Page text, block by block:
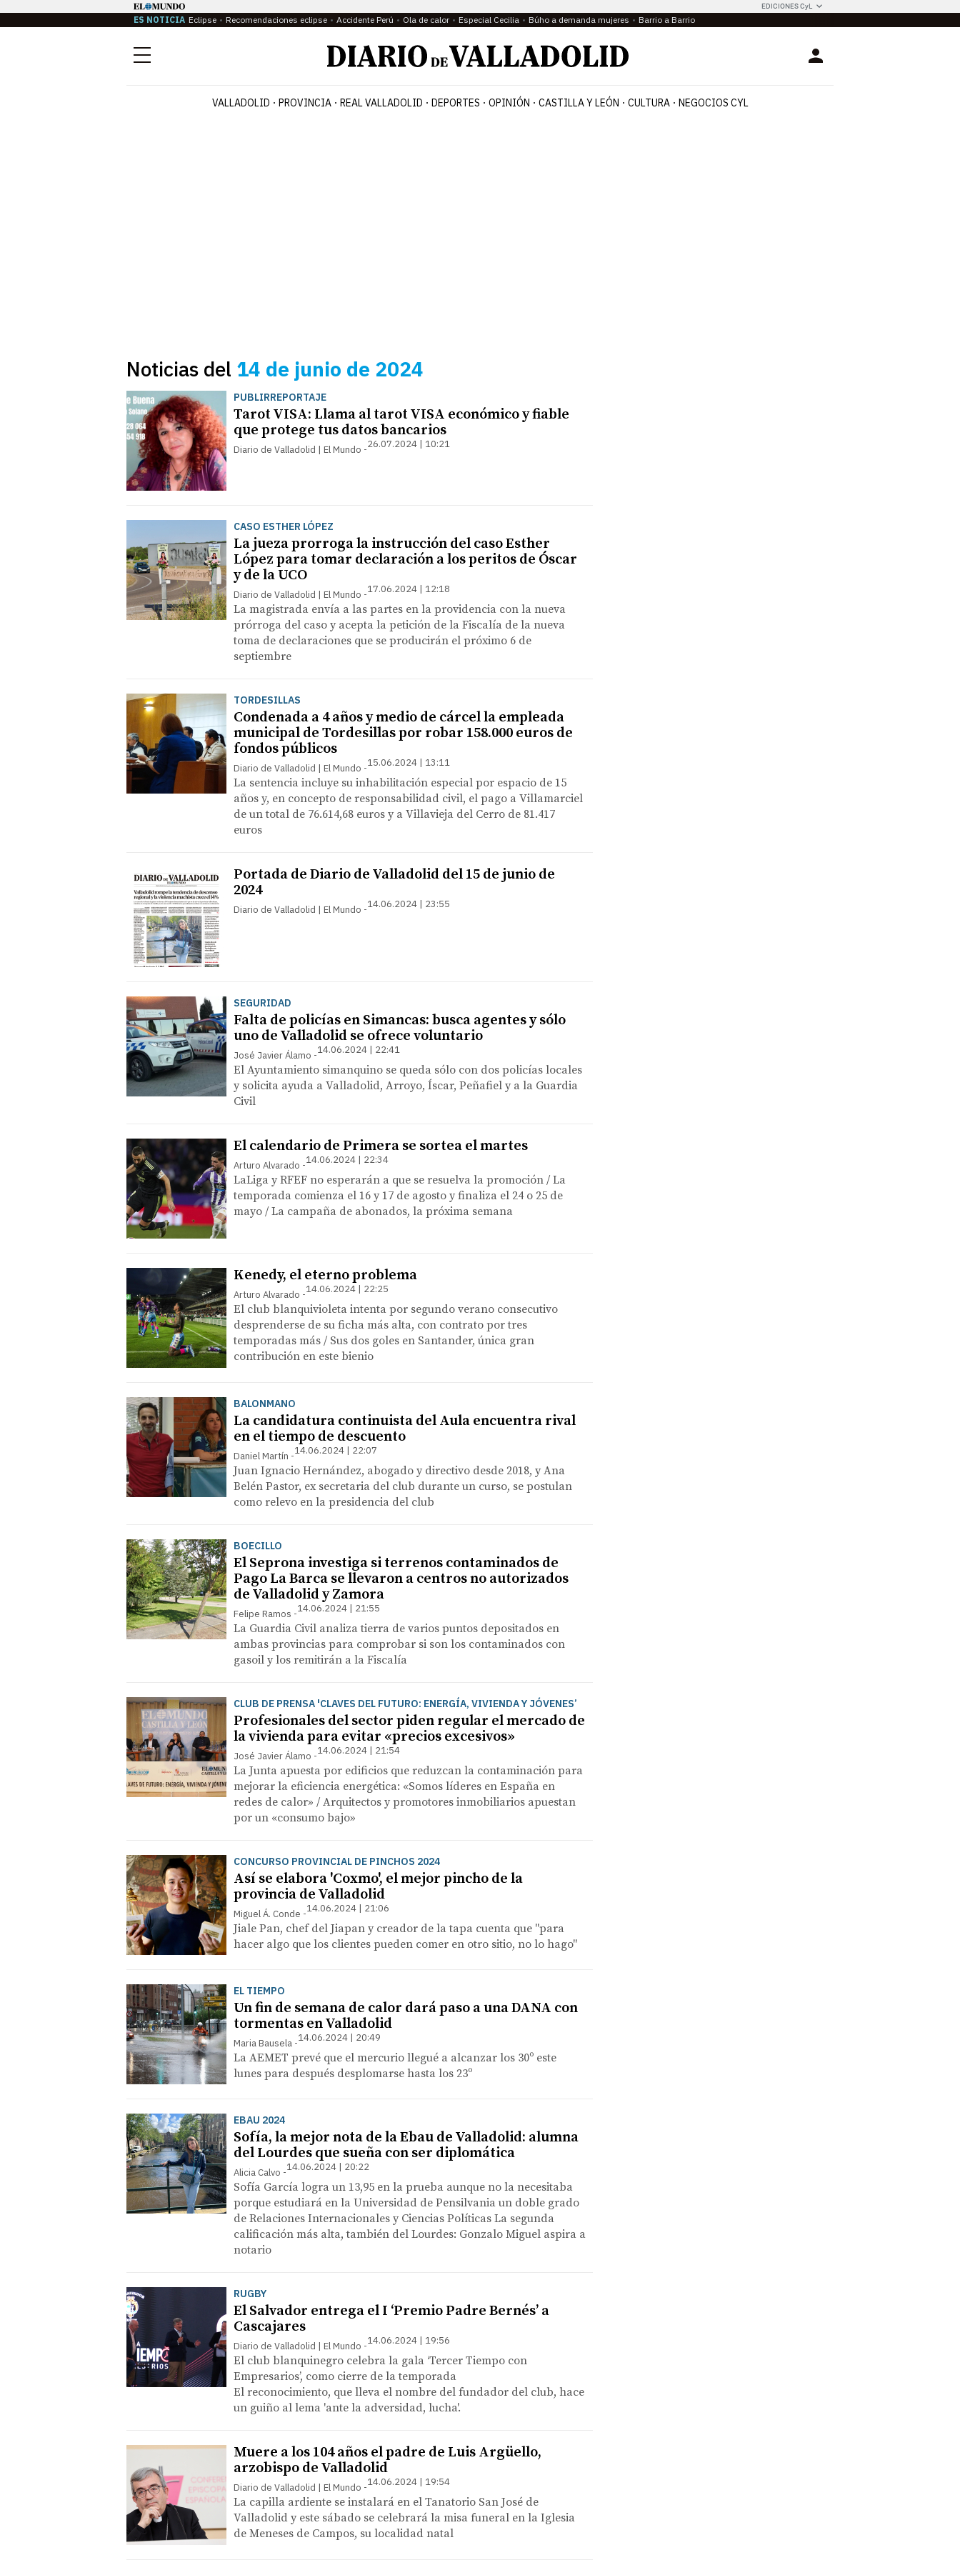
EDICIONES CyL
ES NOTICIA Eclipse Recomendaciones eclipse Accidente Perú Ola de calor Especial Cecilia Búho a demanda mujeres Barrio a Barrio
Menú Login
VALLADOLID PROVINCIA REAL VALLADOLID DEPORTES OPINIÓN CASTILLA Y LEÓN CULTURA NEGOCIOS CYL
Noticias del 14 de junio de 2024
PUBLIRREPORTAJE
Tarot VISA: Llama al tarot VISA económico y fiable
que protege tus datos bancarios
Diario de Valladolid | El Mundo 26.07.2024 | 10:21
CASO ESTHER LÓPEZ
La jueza prorroga la instrucción del caso Esther
López para tomar declaración a los peritos de Óscar
y de la UCO
Diario de Valladolid | El Mundo 17.06.2024 | 12:18
La magistrada envía a las partes en la providencia con la nueva
prórroga del caso y acepta la petición de la Fiscalía de la nueva
toma de declaraciones que se producirán el próximo 6 de
septiembre
TORDESILLAS
Condenada a 4 años y medio de cárcel la empleada
municipal de Tordesillas por robar 158.000 euros de
fondos públicos
Diario de Valladolid | El Mundo 15.06.2024 | 13:11
La sentencia incluye su inhabilitación especial por espacio de 15
años y, en concepto de responsabilidad civil, el pago a Villamarciel
de un total de 76.614,68 euros y a Villavieja del Cerro de 81.417
euros
Portada de Diario de Valladolid del 15 de junio de
2024
Diario de Valladolid | El Mundo 14.06.2024 | 23:55
SEGURIDAD
Falta de policías en Simancas: busca agentes y sólo
uno de Valladolid se ofrece voluntario
José Javier Álamo 14.06.2024 | 22:41
El Ayuntamiento simanquino se queda sólo con dos policías locales
y solicita ayuda a Valladolid, Arroyo, Íscar, Peñafiel y a la Guardia
Civil
El calendario de Primera se sortea el martes
Arturo Alvarado 14.06.2024 | 22:34
LaLiga y RFEF no esperarán a que se resuelva la promoción / La
temporada comienza el 16 y 17 de agosto y finaliza el 24 o 25 de
mayo / La campaña de abonados, la próxima semana
Kenedy, el eterno problema
Arturo Alvarado 14.06.2024 | 22:25
El club blanquivioleta intenta por segundo verano consecutivo
desprenderse de su ficha más alta, con contrato por tres
temporadas más / Sus dos goles en Santander, única gran
contribución en este bienio
BALONMANO
La candidatura continuista del Aula encuentra rival
en el tiempo de descuento
Daniel Martín 14.06.2024 | 22:07
Juan Ignacio Hernández, abogado y directivo desde 2018, y Ana
Belén Pastor, ex secretaria del club durante un curso, se postulan
como relevo en la presidencia del club
BOECILLO
El Seprona investiga si terrenos contaminados de
Pago La Barca se llevaron a centros no autorizados
de Valladolid y Zamora
Felipe Ramos 14.06.2024 | 21:55
La Guardia Civil analiza tierra de varios puntos depositados en
ambas provincias para comprobar si son los contaminados con
gasoil y los remitirán a la Fiscalía
CLUB DE PRENSA 'CLAVES DEL FUTURO: ENERGÍA, VIVIENDA Y JÓVENES’
Profesionales del sector piden regular el mercado de
la vivienda para evitar «precios excesivos»
José Javier Álamo 14.06.2024 | 21:54
La Junta apuesta por edificios que reduzcan la contaminación para
mejorar la eficiencia energética: «Somos líderes en España en
redes de calor» / Arquitectos y promotores inmobiliarios apuestan
por un «consumo bajo»
CONCURSO PROVINCIAL DE PINCHOS 2024
Así se elabora 'Coxmo', el mejor pincho de la
provincia de Valladolid
Miguel Á. Conde 14.06.2024 | 21:06
Jiale Pan, chef del Jiapan y creador de la tapa cuenta que "para
hacer algo que los clientes pueden comer en otro sitio, no lo hago"
EL TIEMPO
Un fin de semana de calor dará paso a una DANA con
tormentas en Valladolid
Maria Bausela 14.06.2024 | 20:49
La AEMET prevé que el mercurio llegué a alcanzar los 30º este
lunes para después desplomarse hasta los 23º
EBAU 2024
Sofía, la mejor nota de la Ebau de Valladolid: alumna
del Lourdes que sueña con ser diplomática
Alicia Calvo 14.06.2024 | 20:22
Sofía García logra un 13,95 en la prueba aunque no la necesitaba
porque estudiará en la Universidad de Pensilvania un doble grado
de Relaciones Internacionales y Ciencias Políticas La segunda
calificación más alta, también del Lourdes: Gonzalo Miguel aspira a
notario
RUGBY
El Salvador entrega el I ‘Premio Padre Bernés’ a
Cascajares
Diario de Valladolid | El Mundo 14.06.2024 | 19:56
El club blanquinegro celebra la gala ‘Tercer Tiempo con
Empresarios’, como cierre de la temporada
​El reconocimiento, que lleva el nombre del fundador del club, hace
un guiño al lema 'ante la adversidad, lucha'.
Muere a los 104 años el padre de Luis Argüello,
arzobispo de Valladolid
Diario de Valladolid | El Mundo 14.06.2024 | 19:54
La capilla ardiente se instalará en el Tanatorio San José de
Valladolid y este sábado se celebrará la misa funeral en la Iglesia
de Meneses de Campos, su localidad natal